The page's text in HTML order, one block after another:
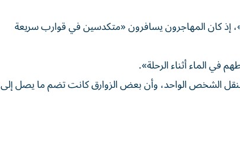
إذ كان المهاجرون يسافرون «متكدسين في قوارب سريعة
الماء أثناء الرحلة».
الشبكة كانت تتقاضى ما يصل إلى 14 ألف دولار لنقل الشخص الواحد، وأن بعض الزوارق كانت تضم ما يصل إلى